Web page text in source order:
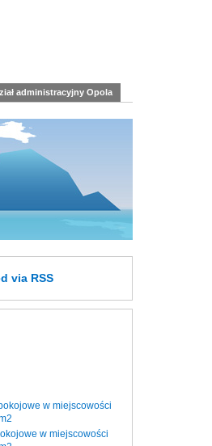
administracyjny Opola
via RSS
w miejscowości
w miejscowości